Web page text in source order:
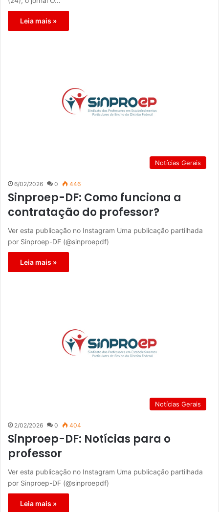
Leia mais »
Notícias Gerais
6/02/2026 0 446
Sinproep-DF: Como funciona a
contratação do professor?
Ver esta publicação no Instagram Uma publicação partilhada
por Sinproep-DF (@sinproepdf)
Leia mais »
Notícias Gerais
2/02/2026 0 404
Sinproep-DF: Notícias para o
professor
Ver esta publicação no Instagram Uma publicação partilhada
por Sinproep-DF (@sinproepdf)
Leia mais »